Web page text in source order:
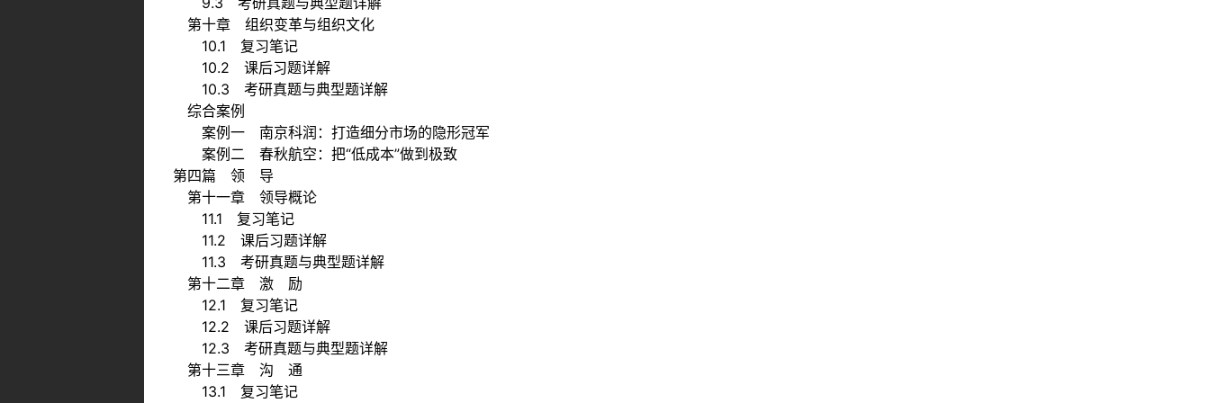
第十章 组织变革与组织文化
10.1 复习笔记
10.2 课后习题详解
10.3 考研真题与典型题详解
综合案例
案例一 南京科润：打造细分市场的隐形冠军
案例二 春秋航空：把“低成本”做到极致
第四篇 领 导
第十一章 领导概论
11.1 复习笔记
11.2 课后习题详解
11.3 考研真题与典型题详解
第十二章 激 励
12.1 复习笔记
12.2 课后习题详解
12.3 考研真题与典型题详解
第十三章 沟 通
13.1 复习笔记